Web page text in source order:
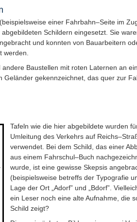
einer Fahrbahn–Seite im
Schildern eingesetzt. Sie
und konnten von Bauarbeitern
werden.
andere Baustellen mit roten Laternen an
Geländer gekennzeichnet, das quer zur
Tafeln wie die hier abgebildete wurden
Umleitung des Verkehrs auf
verwendet. Bei dem Schild, das einer
aus einem Fahrschul–Buch
wurde, ist eine gewisse Skepsis
(beispielsweise betreffs der Typografie
Lage der Ort „Adorf” und „Bdorf”.
ein Leser noch eine alte Aufnahme, die
Schild zeigt?